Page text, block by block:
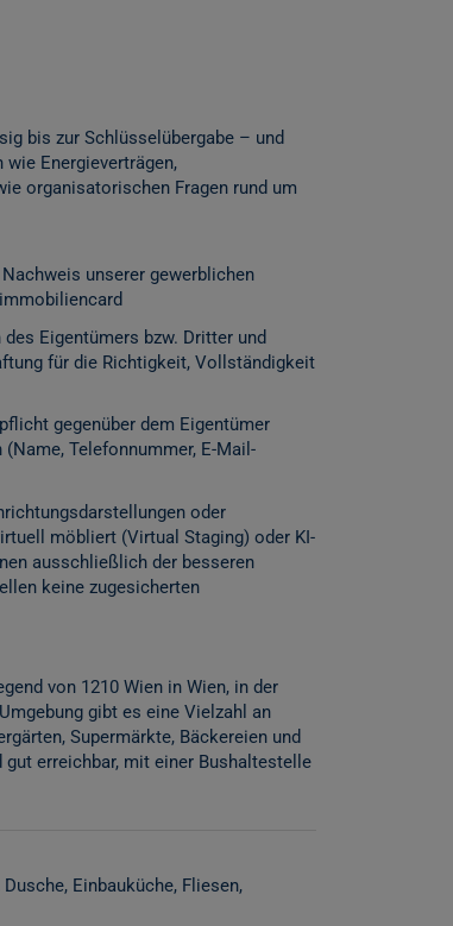
bis zur Schlüsselübergabe – und
Energieverträgen,
organisatorischen Fragen rund um
unserer gewerblichen
Eigentümers bzw. Dritter und
für die Richtigkeit, Vollständigkeit
gegenüber dem Eigentümer
Telefonnummer, E-Mail-
oder
möbliert (Virtual Staging) oder KI-
ausschließlich der besseren
keine zugesicherten
von 1210 Wien in Wien, in der
gibt es eine Vielzahl an
Supermärkte, Bäckereien und
erreichbar, mit einer Bushaltestelle
Dusche Einbauküche Fliesen